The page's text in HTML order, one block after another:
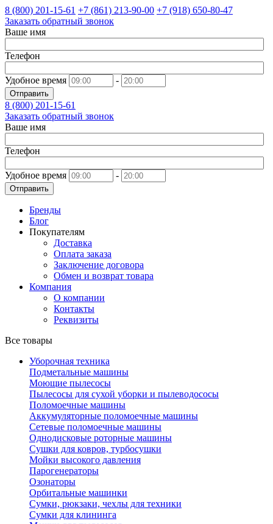
8 (800) 201-15-61 +7 (861) 213-90-00 +7 (918) 650-80-47
Заказать обратный звонок
Ваше имя
Телефон
Удобное время -
Отправить
8 (800) 201-15-61
Заказать обратный звонок
Ваше имя
Телефон
Удобное время -
Отправить
Бренды
Блог
Покупателям
Доставка
Оплата заказа
Заключение договора
Обмен и возврат товара
Компания
О компании
Контакты
Реквизиты
Все товары
Уборочная техника
Подметальные машины
Моющие пылесосы
Пылесосы для сухой уборки и пылеводососы
Поломоечные машины
Аккумуляторные поломоечные машины
Сетевые поломоечные машины
Однодисковые роторные машины
Сушки для ковров, турбосушки
Мойки высокого давления
Парогенераторы
Озонаторы
Орбитальные машинки
Сумки, рюкзаки, чехлы для техники
Сумки для клининга